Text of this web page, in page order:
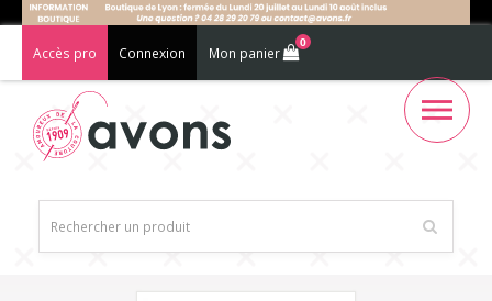
Accès pro Connexion Mon panier
0